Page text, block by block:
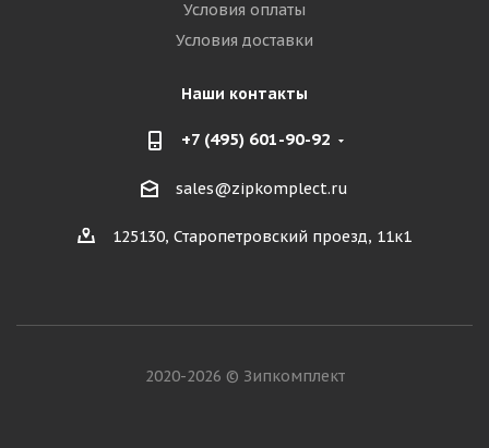
Условия оплаты
Условия доставки
Наши контакты
+7 (495) 601-90-92
sales@zipkomplect.ru
125130, Старопетровский проезд, 11к1
2020-2026 © Зипкомплект